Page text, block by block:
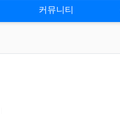
커뮤니티